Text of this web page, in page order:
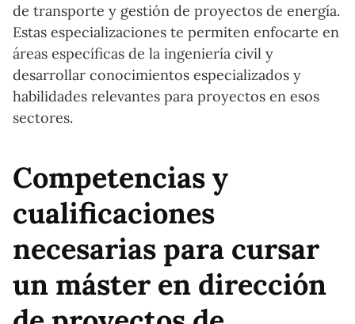
de transporte y gestión de proyectos de energía.
Estas especializaciones te permiten enfocarte en
áreas específicas de la ingeniería civil y
desarrollar conocimientos especializados y
habilidades relevantes para proyectos en esos
sectores.
Competencias y
cualificaciones
necesarias para cursar
un máster en dirección